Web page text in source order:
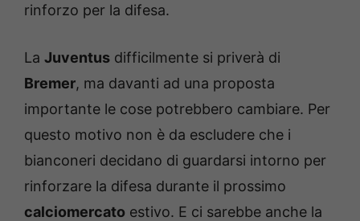
rinforzo per la difesa.
La Juventus difficilmente si priverà di
Bremer, ma davanti ad una proposta
importante le cose potrebbero cambiare. Per
questo motivo non è da escludere che i
bianconeri decidano di guardarsi intorno per
rinforzare la difesa durante il prossimo
calciomercato estivo. E ci sarebbe anche la